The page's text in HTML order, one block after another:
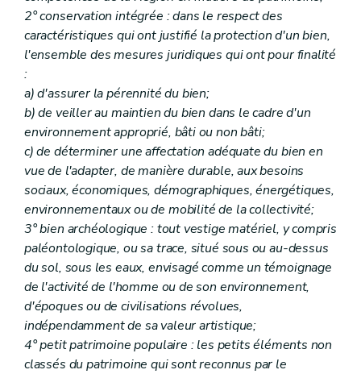
Art. 185
Art. 186
Chapitre II
Définitions
Art. 187
Art. 188
Art. 189
Art. 190
Art. 191
Titre II De la protection, de la prévention, de la restauration
Chapitre premier Des mesures de protection
Section première De l'inventaire
Art. 192
Section 2 De la liste de sauvegarde
Art. 193
Art. 194
Art. 195
Section 3 Du classement
Art. 196
Art. 197
Art. 198
Art. 199
Art. 200
Art. 201
2° conservation intégrée : dans le respect des
caractéristiques qui ont justifié la protection d'un bien,
l'ensemble des mesures juridiques qui ont pour finalité
:
a) d'assurer la pérennité du bien;
b) de veiller au maintien du bien dans le cadre d'un
environnement approprié, bâti ou non bâti;
c) de déterminer une affectation adéquate du bien en
vue de l'adapter, de manière durable, aux besoins
sociaux, économiques, démographiques, énergétiques,
environnementaux ou de mobilité de la collectivité;
3° bien archéologique : tout vestige matériel, y compris
paléontologique, ou sa trace, situé sous ou au-dessus
du sol, sous les eaux, envisagé comme un témoignage
de l'activité de l'homme ou de son environnement,
d'époques ou de civilisations révolues,
indépendamment de sa valeur artistique;
4° petit patrimoine populaire : les petits éléments non
classés du patrimoine qui sont reconnus par le